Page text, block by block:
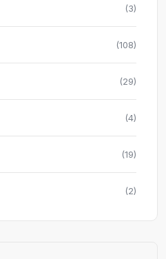
(3)
(108)
(29)
(4)
(19)
(2)